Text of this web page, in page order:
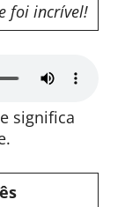
foi incrível!
significa